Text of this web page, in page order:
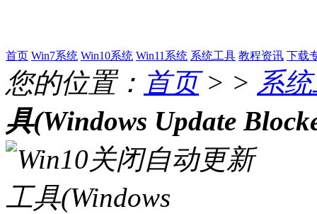
首页 Win7系统 Win10系统 Win11系统 系统工具 教程资讯 下载
您的位置： 首页> > 系
具(Windows Update